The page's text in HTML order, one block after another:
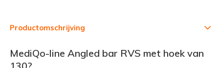
Productomschrijving
MediQo-line Angled bar RVS met hoek van